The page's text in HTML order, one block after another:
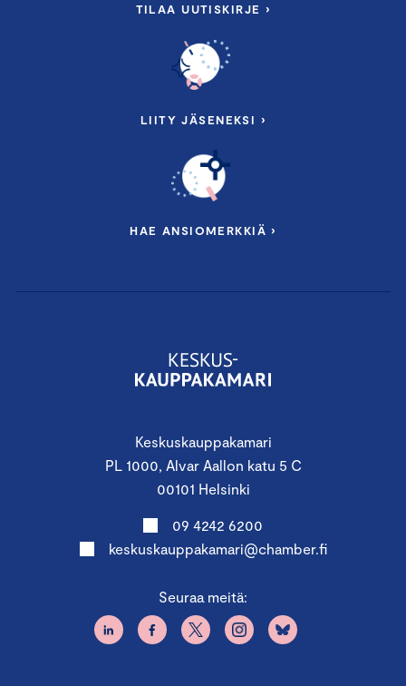
Keskuskauppakamari
PL 1000, Alvar Aallon katu 5 C
00101 Helsinki
09 4242 6200
keskuskauppakamari@chamber.fi
Seuraa meitä:
TILAA UUTISKIRJE ›
LIITY JÄSENEKSI ›
HAE ANSIOMERKKIÄ ›